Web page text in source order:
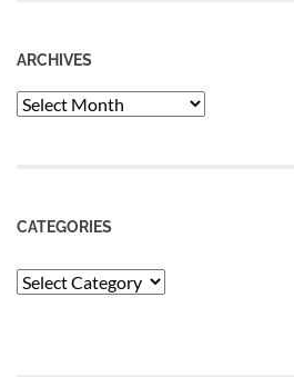
ARCHIVES
Archives
CATEGORIES
Categories